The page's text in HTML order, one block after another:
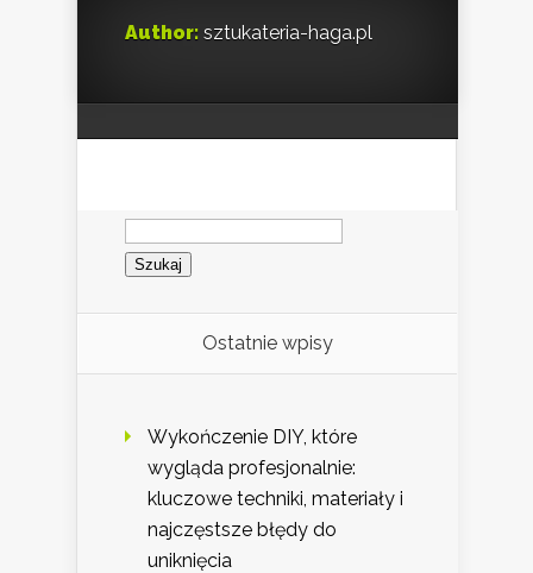
Author: sztukateria-haga.pl
Szukaj:
Ostatnie wpisy
Wykończenie DIY, które
wygląda profesjonalnie:
kluczowe techniki, materiały i
najczęstsze błędy do
uniknięcia